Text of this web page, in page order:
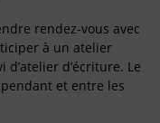
rendez-vous avec
à un atelier
d’écriture. Le
et entre les